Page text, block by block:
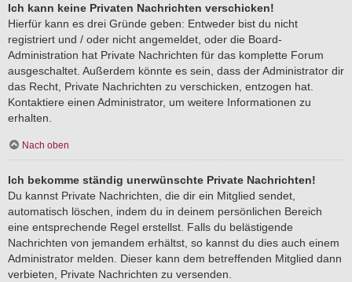
Ich kann keine Privaten Nachrichten verschicken!
Hierfür kann es drei Gründe geben: Entweder bist du nicht
registriert und / oder nicht angemeldet, oder die Board-
Administration hat Private Nachrichten für das komplette Forum
ausgeschaltet. Außerdem könnte es sein, dass der Administrator dir
das Recht, Private Nachrichten zu verschicken, entzogen hat.
Kontaktiere einen Administrator, um weitere Informationen zu
erhalten.
Nach oben
Ich bekomme ständig unerwünschte Private Nachrichten!
Du kannst Private Nachrichten, die dir ein Mitglied sendet,
automatisch löschen, indem du in deinem persönlichen Bereich
eine entsprechende Regel erstellst. Falls du belästigende
Nachrichten von jemandem erhältst, so kannst du dies auch einem
Administrator melden. Dieser kann dem betreffenden Mitglied dann
verbieten, Private Nachrichten zu versenden.